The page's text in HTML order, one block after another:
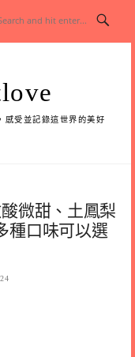
感受並記錄這世界的美好
微甜、土鳳梨
種口味可以選